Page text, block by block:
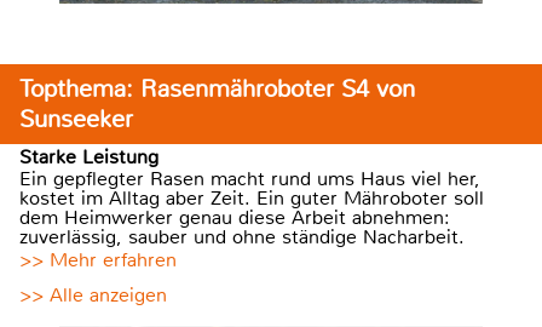
Topthema: Rasenmähroboter S4 von
Sunseeker
Starke Leistung
Ein gepflegter Rasen macht rund ums Haus viel her,
kostet im Alltag aber Zeit. Ein guter Mähroboter soll
dem Heimwerker genau diese Arbeit abnehmen:
zuverlässig, sauber und ohne ständige Nacharbeit.
>> Mehr erfahren
>> Alle anzeigen